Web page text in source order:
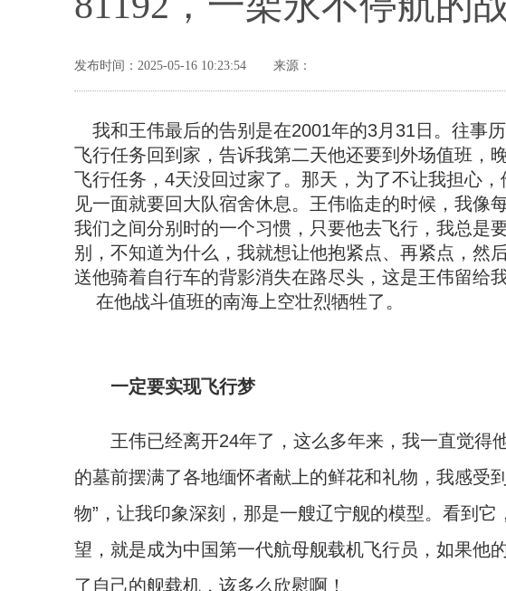
发布时间：2025-05-16 10:23:54 来源：
我和王伟最后的告别是在2001年的3月31日。往事
飞行任务回到家，告诉我第二天他还要到外场值班，
飞行任务，4天没回过家了。那天，为了不让我担心
见一面就要回大队宿舍休息。王伟临走的时候，我像
我们之间分别时的一个习惯，只要他去飞行，我总是
别，不知道为什么，我就想让他抱紧点、再紧点，然
送他骑着自行车的背影消失在路尽头，这是王伟留给
在他战斗值班的南海上空壮烈牺牲了。
一定要实现飞行梦
王伟已经离开24年了，这么多年来，我一直觉得
的墓前摆满了各地缅怀者献上的鲜花和礼物，我感受
物”，让我印象深刻，那是一艘辽宁舰的模型。看到
望，就是成为中国第一代航母舰载机飞行员，如果他
了自己的舰载机，该多么欣慰啊！